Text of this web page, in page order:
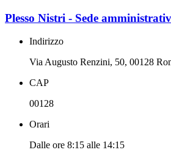
Plesso Nistri - Sede
Indirizzo
Via Augusto Renzini, 50, 00128
CAP
00128
Orari
Dalle ore 8:15 alle 14:15